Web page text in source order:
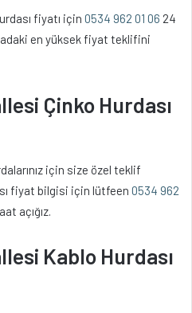
fiyatı için 0534 962 01 06 24
en yüksek fiyat teklifini
Çinko Hurdası
için size özel teklif
fiyat bilgisi için lütfeen 0534 962
açığız.
Kablo Hurdası